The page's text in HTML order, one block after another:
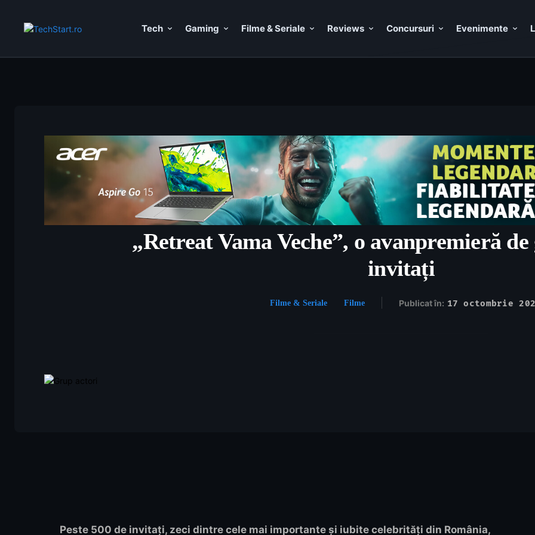
Tech Gaming Filme & Seriale Reviews Concursuri Evenimente
„Retreat Vama Veche”, o avanpremieră de
invitați
Filme & Seriale Filme Publicat în: 17 octombrie
Peste 500 de invitați, zeci dintre cele mai importante și iubite celebrități din România,